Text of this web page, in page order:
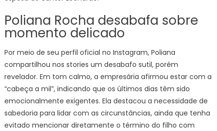
Poliana Rocha desabafa sobre
momento delicado
Por meio de seu perfil oficial no Instagram, Poliana
compartilhou nos stories um desabafo sutil, porém
revelador. Em tom calmo, a empresária afirmou estar com a
“cabeça a mil”, indicando que os últimos dias têm sido
emocionalmente exigentes. Ela destacou a necessidade de
sabedoria para lidar com as circunstâncias, ainda que tenha
evitado mencionar diretamente o término do filho com